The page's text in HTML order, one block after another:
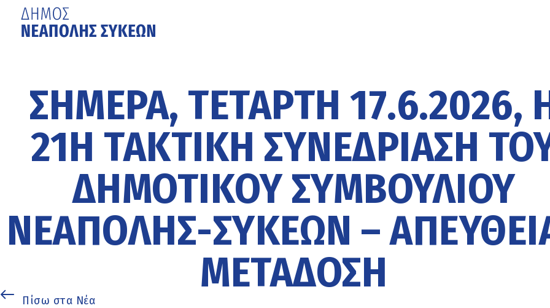
περιεχόμενο
ΣΗΜΕΡΑ, ΤΕΤΑΡΤΗ 17.6.2026,
21Η ΤΑΚΤΙΚΗ ΣΥΝΕΔΡΙΑΣΗ
ΔΗΜΟΤΙΚΟΥ ΣΥΜΒΟΥΛΙΟΥ
ΝΕΑΠΟΛΗΣ-ΣΥΚΕΩΝ –
ΜΕΤΑΔΟΣΗ
Πίσω στα Νέα